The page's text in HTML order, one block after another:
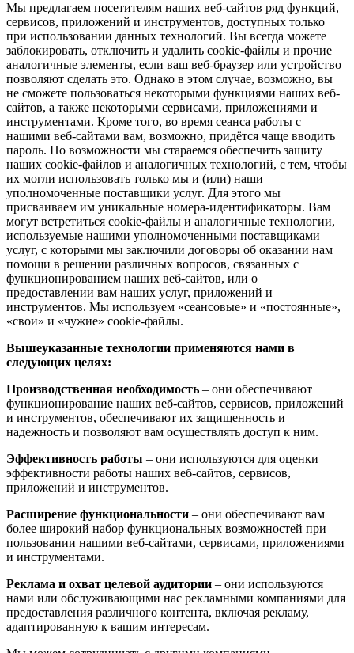
Мы предлагаем посетителям наших веб-сайтов ряд функций,
сервисов, приложений и инструментов, доступных только
при использовании данных технологий. Вы всегда можете
заблокировать, отключить и удалить cookie-файлы и прочие
аналогичные элементы, если ваш веб-браузер или устройство
позволяют сделать это. Однако в этом случае, возможно, вы
не сможете пользоваться некоторыми функциями наших веб-
сайтов, а также некоторыми сервисами, приложениями и
инструментами. Кроме того, во время сеанса работы с
нашими веб-сайтами вам, возможно, придётся чаще вводить
пароль. По возможности мы стараемся обеспечить защиту
наших cookie-файлов и аналогичных технологий, с тем, чтобы
их могли использовать только мы и (или) наши
уполномоченные поставщики услуг. Для этого мы
присваиваем им уникальные номера-идентификаторы. Вам
могут встретиться cookie-файлы и аналогичные технологии,
используемые нашими уполномоченными поставщиками
услуг, с которыми мы заключили договоры об оказании нам
помощи в решении различных вопросов, связанных с
функционированием наших веб-сайтов, или о
предоставлении вам наших услуг, приложений и
инструментов. Мы используем «сеансовые» и «постоянные»,
«свои» и «чужие» cookie-файлы.
Вышеуказанные технологии применяются нами в
следующих целях:
Производственная необходимость – они обеспечивают
функционирование наших веб-сайтов, сервисов, приложений
и инструментов, обеспечивают их защищенность и
надежность и позволяют вам осуществлять доступ к ним.
Эффективность работы – они используются для оценки
эффективности работы наших веб-сайтов, сервисов,
приложений и инструментов.
Расширение функциональности – они обеспечивают вам
более широкий набор функциональных возможностей при
пользовании нашими веб-сайтами, сервисами, приложениями
и инструментами.
Реклама и охват целевой аудитории – они используются
нами или обслуживающими нас рекламными компаниями для
предоставления различного контента, включая рекламу,
адаптированную к вашим интересам.